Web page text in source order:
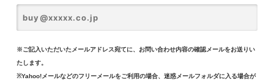
※ご記入いただいたメールアドレス宛てに、お問い合わせ内容の確認メールをお送りい
たします。
※Yahoo!メールなどのフリーメールをご利用の場合、迷惑メールフォルダに入る場合が